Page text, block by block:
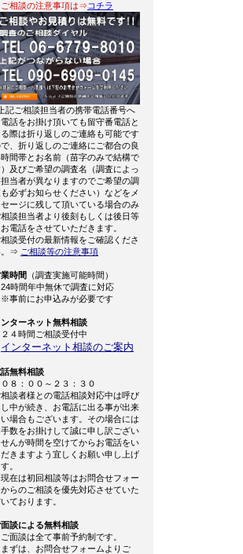
相談の注意事項は⇒ コチラ
記ご相談担当者の携帯電話番号へ
電話をお掛け頂いても留守番電話と
際は折り返しのご連絡も可能です
、折り返しのご連絡にご都合の良
時間帯とお名前（苗字のみで結構で
及びご希望の調査名（調査によっ
当者が異なりますのでご希望の調
必ずお知らせください）などをメ
セージに残して頂いている場合のみ
相談担当者より後刻もしくは後日等
電話をさせていただきます。
相談受付の最新情報をご確認くださ
。⇒ ご相談等の注意事項
時間 （調査実施可能時間）
時間年中無休で調査に対応
事前にお申込みが必要です
ンターネット無料相談
４時間ご相談受付中
インターネット相談のご案内
話無料相談
８：００～２３：３０
相談者様との電話相談対応中は呼び
中が続き、お電話に出る事が出来
場合もございます。その場合には
手数をお掛けして誠に申し訳ござい
せんが時間を空けてからお電話をい
きますよう宜しくお願い申し上げ
。
在は初回相談等はお問合せフォー
からのご相談を優先対応させていた
ております。
面談による無料相談
面談は全て事前予約制です。
ずは、お問合せフォームよりご